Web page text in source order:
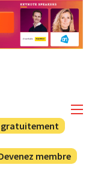
gratuitement
membre